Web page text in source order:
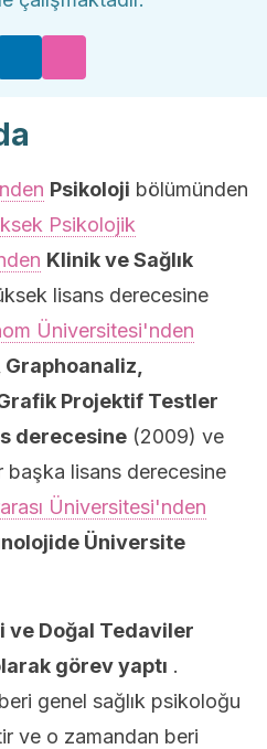
Psikoloji bölümünden
Psikolojik
Klinik ve Sağlık
lisans derecesine
Üniversitesi'nden
Projektif Testler
derecesine (2009) ve
başka lisans derecesine
Üniversitesi'nden
Üniversite
ve Doğal Tedaviler
görev yaptı .
genel sağlık psikoloğu
ve o zamandan beri